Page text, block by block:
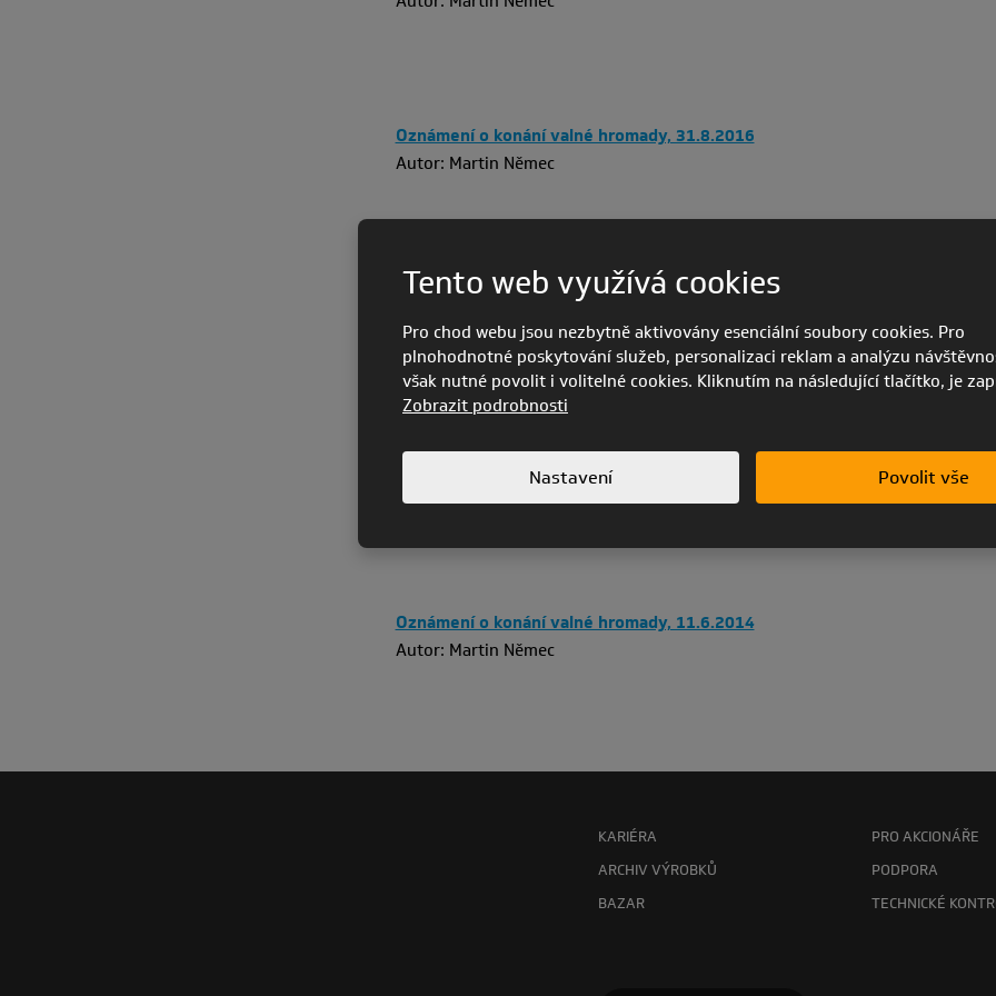
Oznámení o konání valné hromady, 31.8.2016
Autor: Martin Němec
Oznámení o konání valné hromady, 29.6. 2016
Autor: Martin Němec
Oznámení o konání valné hromady, 1.3.2016
Autor: Martin Němec
Oznámení o konání valné hromady, 11.6.2014
Autor: Martin Němec
KARIÉRA
ARCHIV VÝROBKŮ
BAZAR
PRO AKCIONÁŘE
PODPORA
TECHNICKÉ
Tento web využívá cookies
Pro chod webu jsou nezbytně aktivovány esenciální soubory cookies. Pro
plnohodnotné poskytování služeb, personalizaci reklam a analýzu
však nutné povolit i volitelné cookies. Kliknutím na následující tlačítko, je
Zobrazit podrobnosti
Nastavení Povolit vše